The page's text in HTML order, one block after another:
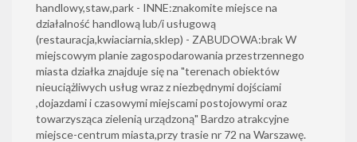
handlowy,staw,park - INNE:znakomite miejsce na
działalność handlową lub/i usługową
(restauracja,kwiaciarnia,sklep) - ZABUDOWA:brak W
miejscowym planie zagospodarowania przestrzennego
miasta działka znajduje się na "terenach obiektów
nieuciążliwych usług wraz z niezbędnymi dojściami
,dojazdami i czasowymi miejscami postojowymi oraz
towarzysząca zielenią urządzoną" Bardzo atrakcyjne
miejsce-centrum miasta,przy trasie nr 72 na Warszawę.